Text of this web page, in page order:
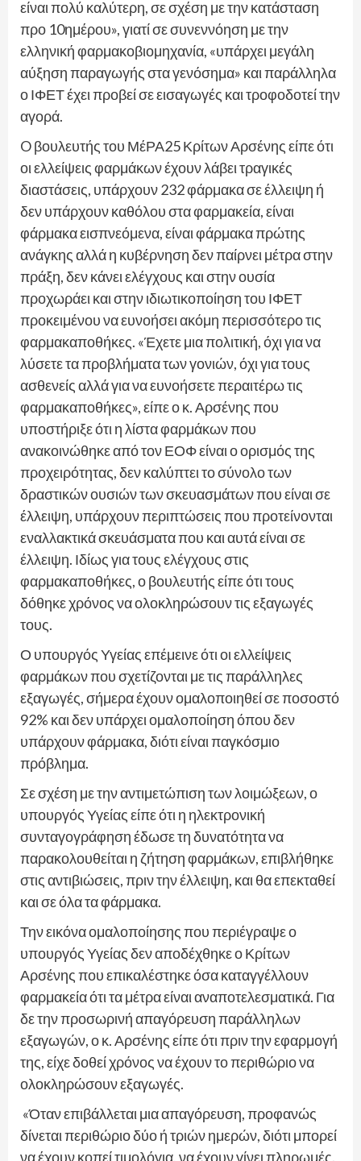
είναι πολύ καλύτερη, σε σχέση με την κατάσταση
προ 10ημέρου», γιατί σε συνεννόηση με την
ελληνική φαρμακοβιομηχανία, «υπάρχει μεγάλη
αύξηση παραγωγής στα γενόσημα» και παράλληλα
ο ΙΦΕΤ έχει προβεί σε εισαγωγές και τροφοδοτεί την
αγορά.
O βουλευτής του ΜέΡΑ25 Κρίτων Αρσένης είπε ότι
οι ελλείψεις φαρμάκων έχουν λάβει τραγικές
διαστάσεις, υπάρχουν 232 φάρμακα σε έλλειψη ή
δεν υπάρχουν καθόλου στα φαρμακεία, είναι
φάρμακα εισπνεόμενα, είναι φάρμακα πρώτης
ανάγκης αλλά η κυβέρνηση δεν παίρνει μέτρα στην
πράξη, δεν κάνει ελέγχους και στην ουσία
προχωράει και στην ιδιωτικοποίηση του ΙΦΕΤ
προκειμένου να ευνοήσει ακόμη περισσότερο τις
φαρμακαποθήκες. «Έχετε μια πολιτική, όχι για να
λύσετε τα προβλήματα των γονιών, όχι για τους
ασθενείς αλλά για να ευνοήσετε περαιτέρω τις
φαρμακαποθήκες», είπε ο κ. Αρσένης που
υποστήριξε ότι η λίστα φαρμάκων που
ανακοινώθηκε από τον ΕΟΦ είναι ο ορισμός της
προχειρότητας, δεν καλύπτει το σύνολο των
δραστικών ουσιών των σκευασμάτων που είναι σε
έλλειψη, υπάρχουν περιπτώσεις που προτείνονται
εναλλακτικά σκευάσματα που και αυτά είναι σε
έλλειψη. Ιδίως για τους ελέγχους στις
φαρμακαποθήκες, ο βουλευτής είπε ότι τους
δόθηκε χρόνος να ολοκληρώσουν τις εξαγωγές
τους.
Ο υπουργός Υγείας επέμεινε ότι οι ελλείψεις
φαρμάκων που σχετίζονται με τις παράλληλες
εξαγωγές, σήμερα έχουν ομαλοποιηθεί σε ποσοστό
92% και δεν υπάρχει ομαλοποίηση όπου δεν
υπάρχουν φάρμακα, διότι είναι παγκόσμιο
πρόβλημα.
Σε σχέση με την αντιμετώπιση των λοιμώξεων, ο
υπουργός Υγείας είπε ότι η ηλεκτρονική
συνταγογράφηση έδωσε τη δυνατότητα να
παρακολουθείται η ζήτηση φαρμάκων, επιβλήθηκε
στις αντιβιώσεις, πριν την έλλειψη, και θα επεκταθεί
και σε όλα τα φάρμακα.
Την εικόνα ομαλοποίησης που περιέγραψε ο
υπουργός Υγείας δεν αποδέχθηκε ο Κρίτων
Αρσένης που επικαλέστηκε όσα καταγγέλλουν
φαρμακεία ότι τα μέτρα είναι αναποτελεσματικά. Για
δε την προσωρινή απαγόρευση παράλληλων
εξαγωγών, ο κ. Αρσένης είπε ότι πριν την εφαρμογή
της, είχε δοθεί χρόνος να έχουν το περιθώριο να
ολοκληρώσουν εξαγωγές.
«Όταν επιβάλλεται μια απαγόρευση, προφανώς
δίνεται περιθώριο δύο ή τριών ημερών, διότι μπορεί
να έχουν κοπεί τιμολόγια, να έχουν γίνει πληρωμές.